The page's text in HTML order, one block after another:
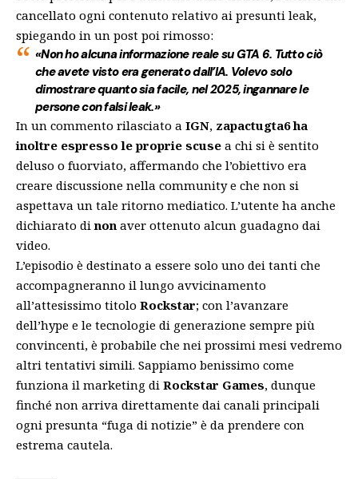
cancellato ogni contenuto relativo ai presunti leak,
spiegando in un post poi rimosso:
«Non ho alcuna informazione reale suGTA 6. Tutto ciò
che avete visto era generato dall’IA. Volevo solo
dimostrare quanto sia facile, nel 2025, ingannare le
persone con falsi leak.»
In un commento rilasciato a IGN, zapactugta6 ha
inoltre espresso le proprie scuse a chi si è sentito
deluso o fuorviato, affermando che l’obiettivo era
creare discussione nella community e che non si
aspettava un tale ritorno mediatico. L’utente ha anche
dichiarato dinon aver ottenuto alcun guadagno dai
video.
L’episodio è destinato a essere solo uno dei tanti che
accompagneranno il lungo avvicinamento
all’attesissimo titolo Rockstar; con l’avanzare
dell’hype e le tecnologie di generazione sempre più
convincenti, è probabile che nei prossimi mesi vedremo
altri tentativi simili. Sappiamo benissimo come
funziona il marketing di Rockstar Games, dunque
finché non arriva direttamente dai canali principali
ogni presunta “fuga di notizie” è da prendere con
estrema cautela.